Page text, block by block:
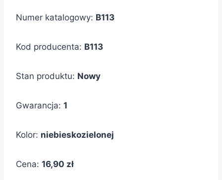
Numer katalogowy: B113
Kod producenta: B113
Stan produktu: Nowy
Gwarancja: 1
Kolor: niebieskozielonej
Cena: 16,90 zł